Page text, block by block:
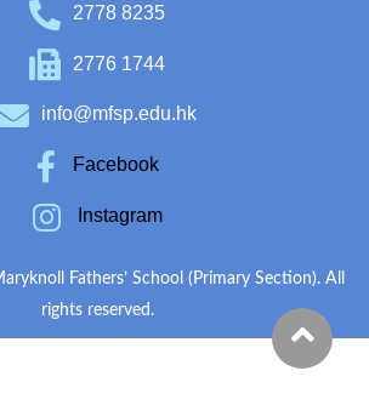
2778 8235
2776 1744
info@mfsp.edu.hk
Facebook
Instagram
Fathers’ School (Primary Section). All
rights reserved.